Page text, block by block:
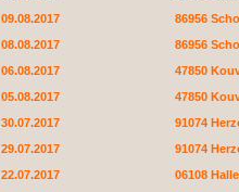
09.08.2017
86956
08.08.2017
86956
06.08.2017
47850
05.08.2017
47850
30.07.2017
91074
29.07.2017
91074
22.07.2017
06108 Halle